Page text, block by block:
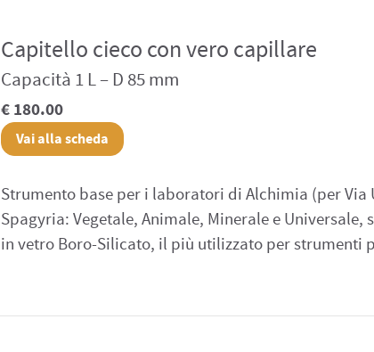
Capitello cieco con vero capillare
Capacità 1 L – D 85 mm
€ 180.00
Vai alla scheda
Strumento base per i laboratori di Alchimia (per Via
Spagyria: Vegetale, Animale, Minerale e Universale,
in vetro Boro-Silicato, il più utilizzato per strumenti